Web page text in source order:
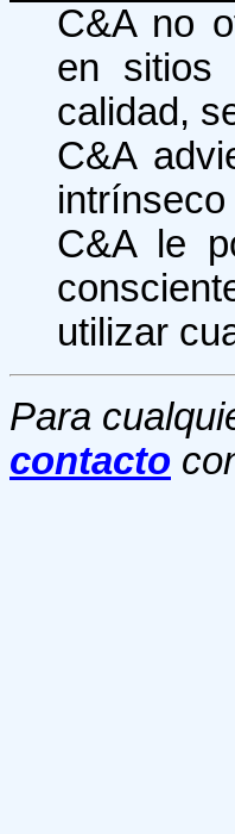
C&A no
en sitios
calidad,
C&A
C&A le
utilizar
Para
contacto